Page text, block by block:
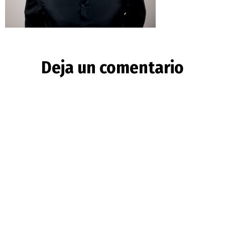
Deja un comentario